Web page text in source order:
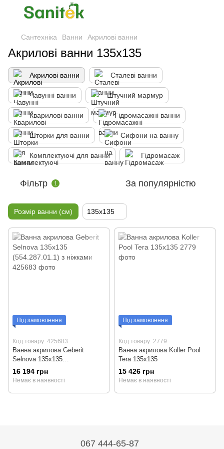
Сантехніка Ванни Акрилові ванни
Акрилові ванни 135x135
Акрилові ванни Сталеві ванни
Чавунні ванни Штучний мармур
Кварилові ванни Гідромасажні ванни
Шторки для ванни Сифони на ванну
Комплектуючі для ванни Гідромасаж
Фільтр 1 За популярністю
Розмір ванни (см) 135x135
Під замовлення
Код товару: 425683
Ванна акрилова Geberit
Selnova 135x135
(554.287.01.1) з ніжками
16 194 грн
Немає в наявності
Під замовлення
Код товару: 2779
Ванна акрилова Koller Pool
Tera 135x135
15 426 грн
Немає в наявності
067 444-65-87